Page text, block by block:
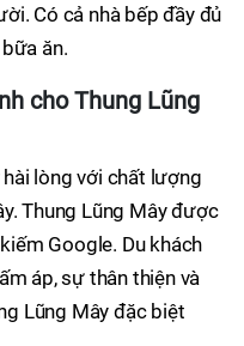
Có cả nhà bếp đầy đủ
ăn.
cho Thung Lũng
lòng với chất lượng
Thung Lũng Mây được
Google. Du khách
áp, sự thân thiện và
Lũng Mây đặc biệt